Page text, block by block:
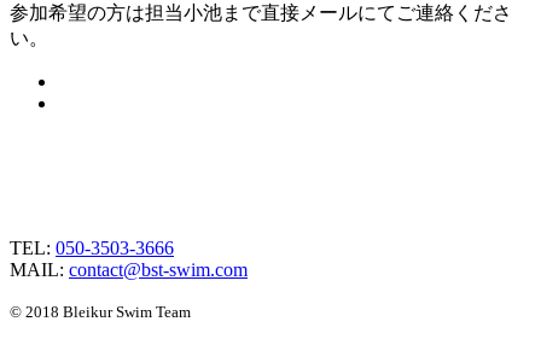
参加希望の方は担当小池まで直接メールにてご連絡くださ
い。
TEL: 050-3503-3666
MAIL: contact@bst-swim.com
© 2018 Bleikur Swim Team